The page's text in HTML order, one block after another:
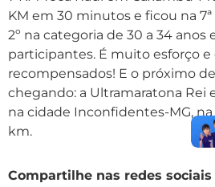
KM em 30 minutos e ficou na
2º na categoria de 30 a 34 anos
participantes. É muito esforço e
recompensados! E o próximo
chegando: a Ultramaratona Rei
na cidade Inconfidentes-MG,
km.
Compartilhe nas redes sociais